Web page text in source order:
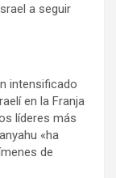
a seguir
intensificado
en la Franja
líderes más
«ha
de